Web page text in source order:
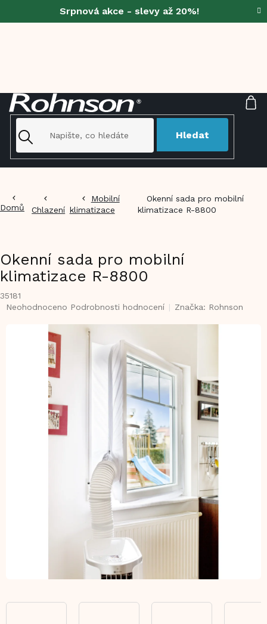
Srpnová akce - slevy až 20%!
Hledat
Domů Chlazení
Mobilní
klimatizace
Okenní sada pro mobilní
klimatizace R-8800
Okenní sada pro mobilní
klimatizace R-8800
35181
Průměrné
Neohodnoceno Podrobnosti hodnocení Značka: Rohnson